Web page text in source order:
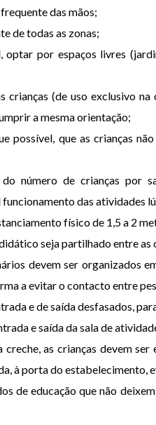
das mãos;
de todas as zonas;
optar por espaços livres
crianças (de uso exclusivo
a mesma orientação;
possível, que as crianças
número de crianças por
das atividades
físico de 1,5 a 2
seja partilhado entre as
devem ser organizados
a evitar o contacto entre
e de saída desfasados,
e saída da sala de
creche, as crianças devem
à porta do estabelecimento,
de educação que não